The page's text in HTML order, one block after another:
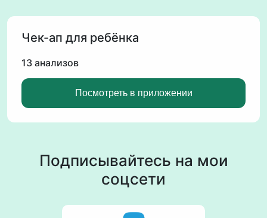
Чек-ап для ребёнка
13 анализов
Посмотреть в приложении
Подписывайтесь на мои
соцсети